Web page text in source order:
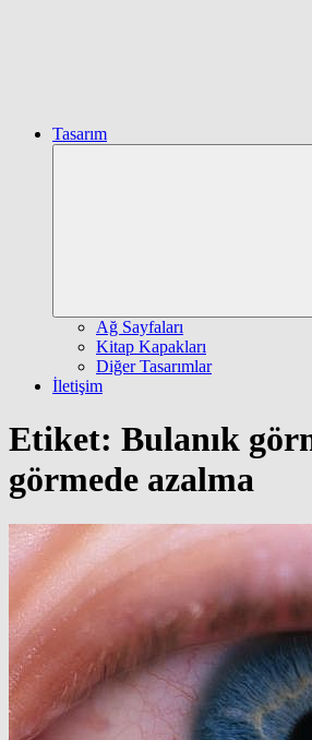
Tasarım
Ağ Sayfaları
Kitap Kapakları
Diğer Tasarımlar
İletişim
Etiket: Bulanık
görmede azalma